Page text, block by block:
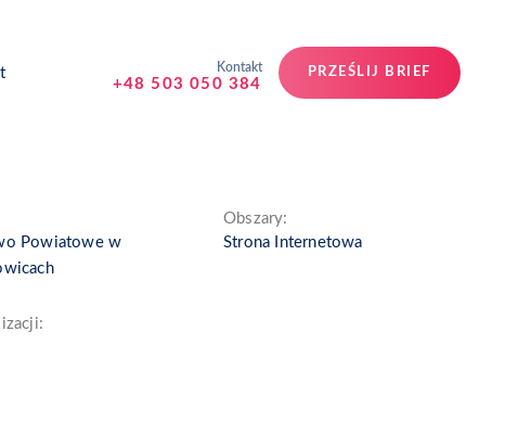
Kontakt
+48 503 050 384
PRZEŚLIJ BRIEF
Powiatowe w
Obszary:
Strona Internetowa